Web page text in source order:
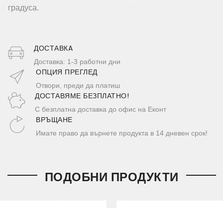
градуса.
ДОСТАВКA
Доставка: 1-3 работни дни
ОПЦИЯ ПРЕГЛЕД
Отвори, преди да платиш
ДОСТАВЯМЕ БЕЗПЛАТНО!
С безплатна доставка до офис на Еконт
ВРЪЩАНЕ
Имате право да върнете продукта в 14 дневен срок!
ПОДОБНИ ПРОДУКТИ